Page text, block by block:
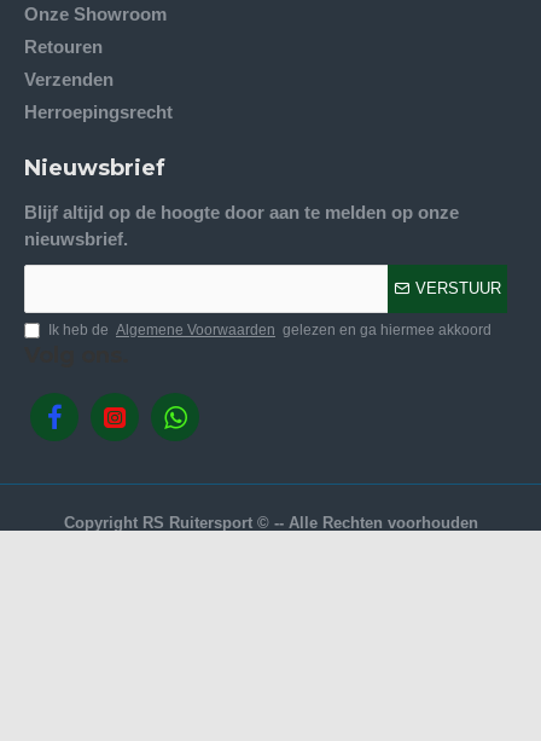
Onze Showroom
Retouren
Verzenden
Herroepingsrecht
Nieuwsbrief
Blijf altijd op de hoogte door aan te melden op onze
nieuwsbrief.
VERSTUUR
Ik heb de Algemene Voorwaarden gelezen en ga hiermee akkoord
Copyright RS Ruitersport © -- Alle Rechten voorhouden